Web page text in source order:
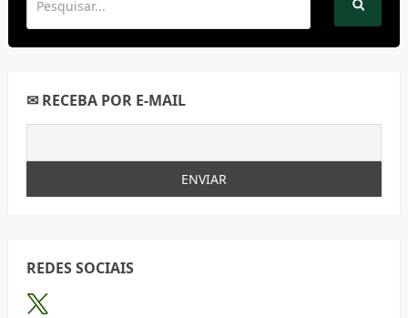
✉ RECEBA POR E-MAIL
REDES SOCIAIS